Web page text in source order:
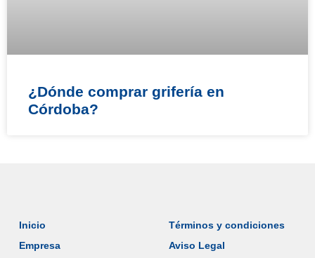
¿Dónde comprar grifería en
Córdoba?
Inicio
Empresa
Términos y condiciones
Aviso Legal